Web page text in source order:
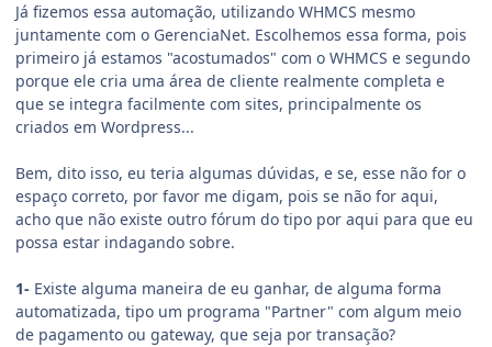
Já fizemos essa automação, utilizando WHMCS mesmo
juntamente com o GerenciaNet. Escolhemos essa forma, pois
primeiro já estamos "acostumados" com o WHMCS e segundo
porque ele cria uma área de cliente realmente completa e
que se integra facilmente com sites, principalmente os
criados em Wordpress...
Bem, dito isso, eu teria algumas dúvidas, e se, esse não for o
espaço correto, por favor me digam, pois se não for aqui,
acho que não existe outro fórum do tipo por aqui para que eu
possa estar indagando sobre.
1- Existe alguma maneira de eu ganhar, de alguma forma
automatizada, tipo um programa "Partner" com algum meio
de pagamento ou gateway, que seja por transação?